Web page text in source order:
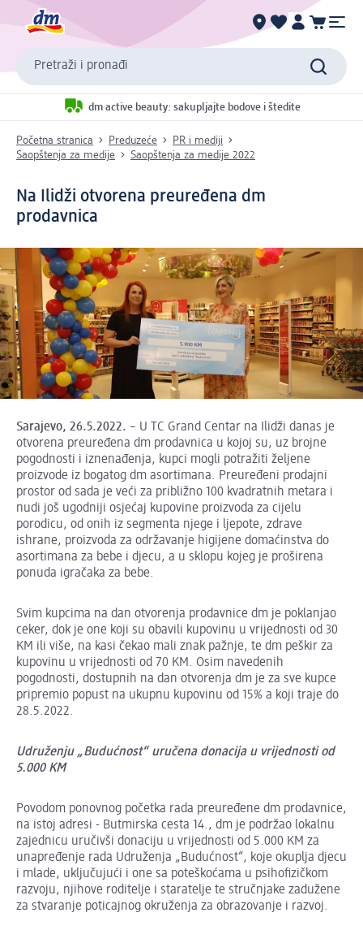
Pretraži i pronađi
dm active beauty: sakupljajte bodove i štedite
Početna stranica Preduzeće
PR i mediji
Saopštenja za medije
Saopštenja za medije 2022
Na Ilidži otvorena preuređena dm
prodavnica
Sarajevo, 26.5.2022. – U TC Grand Centar na Ilidži danas je
otvorena preuređena dm prodavnica u kojoj su, uz brojne
pogodnosti i iznenađenja, kupci mogli potražiti željene
proizvode iz bogatog dm asortimana. Preuređeni prodajni
prostor od sada je veći za približno 100 kvadratnih metara i
nudi još ugodniji osjećaj kupovine proizvoda za cijelu
porodicu, od onih iz segmenta njege i ljepote, zdrave
ishrane, proizvoda za održavanje higijene domaćinstva do
asortimana za bebe i djecu, a u sklopu kojeg je proširena
ponuda igračaka za bebe.
Svim kupcima na dan otvorenja prodavnice dm je poklanjao
ceker, dok je one koji su obavili kupovinu u vrijednosti od 30
KM ili više, na kasi čekao mali znak pažnje, te dm peškir za
kupovinu u vrijednosti od 70 KM. Osim navedenih
pogodnosti, dostupnih na dan otvorenja dm je za sve kupce
pripremio popust na ukupnu kupovinu od 15% a koji traje do
28.5.2022.
Udruženju „Budućnost“ uručena donacija u vrijednosti od
5.000 KM
Povodom ponovnog početka rada preuređene dm prodavnice,
na istoj adresi - Butmirska cesta 14., dm je podržao lokalnu
zajednicu uručivši donaciju u vrijednosti od 5.000 KM za
unapređenje rada Udruženja „Budućnost“, koje okuplja djecu
i mlade, uključujući i one sa poteškoćama u psihofizičkom
razvoju, njihove roditelje i staratelje te stručnjake zadužene
za stvaranje poticajnog okruženja za obrazovanje i razvoj.